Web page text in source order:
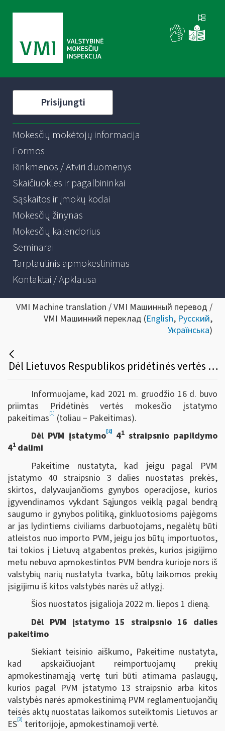
Prisijungti
Mokesčių mokėtojų informacija
Formos
Rinkmenos / Atviri duomenys
Skaičiuoklės ir pagalbininkai
Sąskaitos ir įmokų kodai
Mokesčių žinynas
Mokesčių kalendorius
Seminarai
Tarptautinis apmokestinimas
Kontaktai / Apklausa
VMI Machine translation / VMI Машинный перевод /
VMI Машинний переклад (English, Русский,
Українська)
Dėl Lietuvos Respublikos pridėtinės vertės mokesčio įstatymo 4-1, 15, 40, 47 straipsnių pakeitimo ir papildymo
Informuojame, kad 2021 m. gruodžio 16 d. buvo
priimtas Pridėtinės vertės mokesčio įstatymo
pakeitimas[1] (toliau − Pakeitimas).
Dėl PVM įstatymo[2]41straipsnio papildymo
41 dalimi
Pakeitime nustatyta, kad jeigu pagal PVM
įstatymo 40 straipsnio 3 dalies nuostatas prekės,
skirtos, dalyvaujančioms gynybos operacijose, kurios
įgyvendinamos vykdant Sąjungos veiklą pagal bendrą
saugumo ir gynybos politiką, ginkluotosioms pajėgoms
ar jas lydintiems civiliams darbuotojams, negalėtų būti
atleistos nuo importo PVM, jeigu jos būtų importuotos,
tai tokios į Lietuvą atgabentos prekės, kurios įsigijimo
metu nebuvo apmokestintos PVM bendra kurioje nors iš
valstybių narių nustatyta tvarka, būtų laikomos prekių
įsigijimu iš kitos valstybės narės už atlygį.
Šios nuostatos įsigalioja 2022 m. liepos 1 dieną.
Dėl PVM įstatymo 15 straipsnio 16 dalies
pakeitimo
Siekiant teisinio aiškumo, Pakeitime nustatyta,
kad apskaičiuojant reimportuojamų prekių
apmokestinamąją vertę turi būti atimama paslaugų,
kurios pagal PVM įstatymo 13 straipsnio arba kitos
valstybės narės apmokestinimą PVM reglamentuojančių
teisės aktų nuostatas laikomos suteiktomis Lietuvos ar
ES[3] teritorijoje, apmokestinamoji vertė.